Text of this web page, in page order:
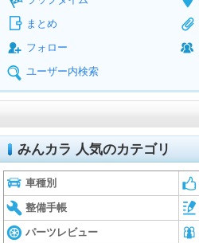
まとめ
フォロー
ユーザー内検索
みんカラ 人気のカテゴリ
車種別
整備手帳
パーツレビュー